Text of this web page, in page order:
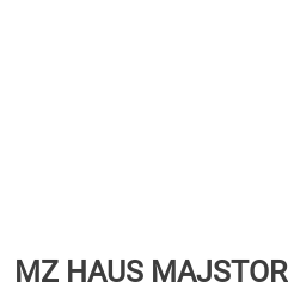
MZ HAUS MAJSTOR